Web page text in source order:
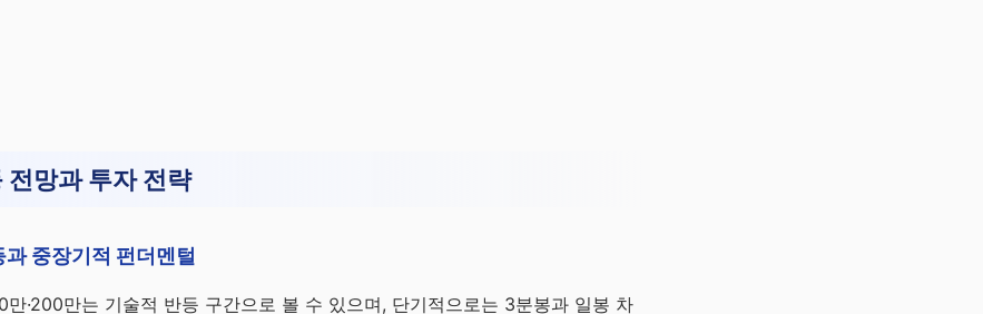
전망과 투자 전략
중장기적 펀더멘털
만·200만는 기술적 반등 구간으로 볼 수 있으며, 단기적으로는 3분봉과 일봉 차